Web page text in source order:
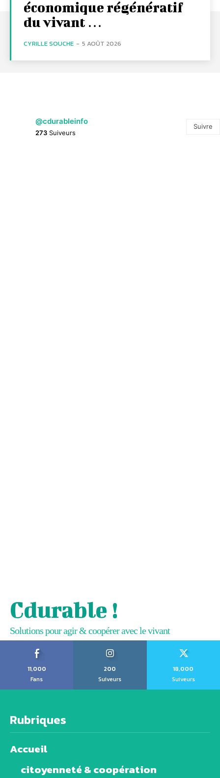
économique régénératif
du vivant …
CYRILLE SOUCHE - 5 AOÛT 2026
@cdurableinfo
273 Suiveurs
Suivre
Cdurable !
Solutions pour agir & coopérer avec le vivant
11,000
Fans
200
Suiveurs
18,000
Suiveurs
Rubriques
Accueil
citoyenneté & coopération